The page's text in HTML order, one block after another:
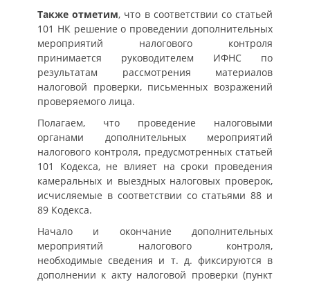
Также отметим, что в соответствии со статьей
101 НК решение о проведении дополнительных
мероприятий налогового контроля
принимается руководителем ИФНС по
результатам рассмотрения материалов
налоговой проверки, письменных возражений
проверяемого лица.
Полагаем, что проведение налоговыми
органами дополнительных мероприятий
налогового контроля, предусмотренных статьей
101 Кодекса, не влияет на сроки проведения
камеральных и выездных налоговых проверок,
исчисляемые в соответствии со статьями 88 и
89 Кодекса.
Начало и окончание дополнительных
мероприятий налогового контроля,
необходимые сведения и т. д. фиксируются в
дополнении к акту налоговой проверки (пункт